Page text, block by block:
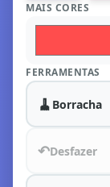
MAIS CORES
FERRAMENTAS
🧹 Borracha
↶Desfazer